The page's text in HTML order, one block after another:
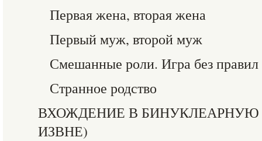
Первая жена, вторая жена
Первый муж, второй муж
Смешанные роли. Игра без правил
Странное родство
ВХОЖДЕНИЕ В
ИЗВНЕ)